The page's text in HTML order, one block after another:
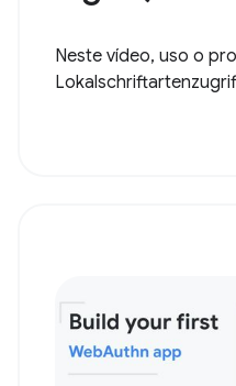
Neste vídeo, uso o